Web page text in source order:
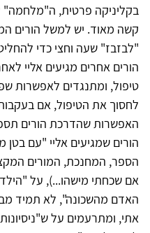
בקליניקה פרטית, ה"מלחמה"
קשה מאוד. יש למשל הורים
"לבזבז" שעה וחצי כדי
הורים אחרים מגיעים אליי
טיפול, ומתנגדים לאפשרות
לחסוך את הטיפול, אם
האפשרות שהדרכת הורים
הורים שמגיעים אליי "עם
הספר, המחנכת, המורים
אם שכחתי מישהו...), על
האדם מהשכונה", לא תמיד
אתי, ומתרעמים על